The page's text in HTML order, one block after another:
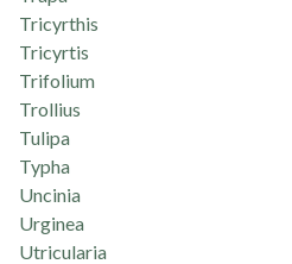
Tricyrthis
Tricyrtis
Trifolium
Trollius
Tulipa
Typha
Uncinia
Urginea
Utricularia